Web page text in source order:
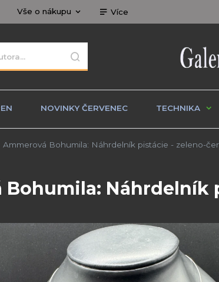
Vše o nákupu Více
NOVINKY ČERVENEC TECHNIKA
Ammerová Bohumila: Náhrdelník pistácie - zeleno-
Bohumila: Náhrdelník